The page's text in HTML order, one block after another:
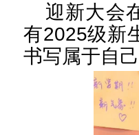
迎新大会
有2025级新
书写属于自